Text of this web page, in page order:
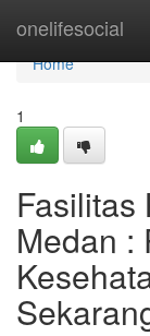
onelifesocial
Home
Home
1
Fasilitas
Medan :